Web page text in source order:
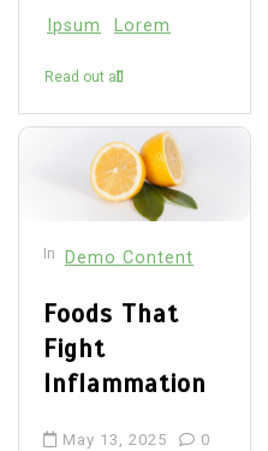
Ipsum Lorem
Read out all
In Demo Content
Foods That
Fight
Inflammation
May 13, 2025
0